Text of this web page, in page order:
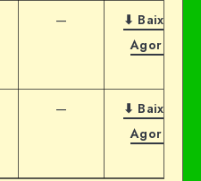
—
⬇ Baixar
Agora
—
⬇ Baixar
Agora